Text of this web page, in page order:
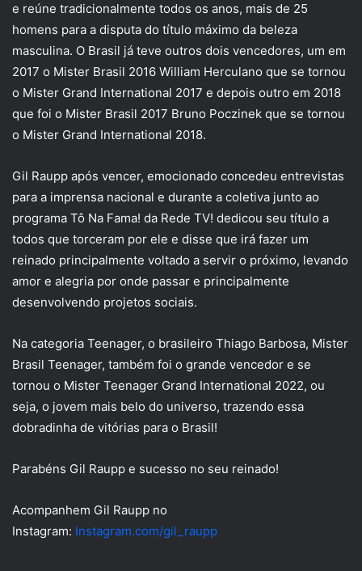
e reúne tradicionalmente todos os anos, mais de 25
homens para a disputa do título máximo da beleza
masculina. O Brasil já teve outros dois vencedores, um em
2017 o Mister Brasil 2016 William Herculano que se tornou
o Mister Grand International 2017 e depois outro em 2018
que foi o Mister Brasil 2017 Bruno Poczinek que se tornou
o Mister Grand International 2018.
Gil Raupp após vencer, emocionado concedeu entrevistas
para a imprensa nacional e durante a coletiva junto ao
programa Tô Na Fama! da Rede TV! dedicou seu título a
todos que torceram por ele e disse que irá fazer um
reinado principalmente voltado a servir o próximo, levando
amor e alegria por onde passar e principalmente
desenvolvendo projetos sociais.
Na categoria Teenager, o brasileiro Thiago Barbosa, Mister
Brasil Teenager, também foi o grande vencedor e se
tornou o Mister Teenager Grand International 2022, ou
seja, o jovem mais belo do universo, trazendo essa
dobradinha de vitórias para o Brasil!
Parabéns Gil Raupp e sucesso no seu reinado!
Acompanhem Gil Raupp no
Instagram: Instagram.com/gil_raupp